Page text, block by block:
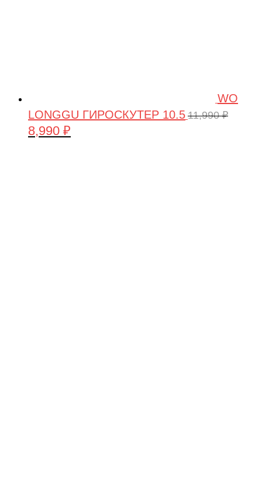
WO
LONGGU ГИРОСКУТЕР 10.5 11,990₽
Первоначальная
8,990 ₽